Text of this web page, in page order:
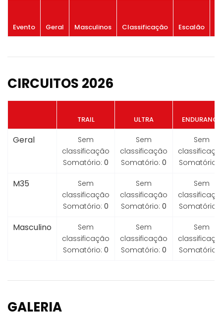
Evento Geral Masculinos Classificação Escalão
CIRCUITOS 2026
TRAIL ULTRA ENDURANCE
Geral
Sem
classificação
Somatório: 0
Sem
classificação
Somatório: 0
Sem
Somatório:
M35
Sem
classificação
Somatório: 0
Sem
classificação
Somatório: 0
Sem
Somatório:
Masculino
Sem
classificação
Somatório: 0
Sem
classificação
Somatório: 0
Sem
Somatório:
GALERIA